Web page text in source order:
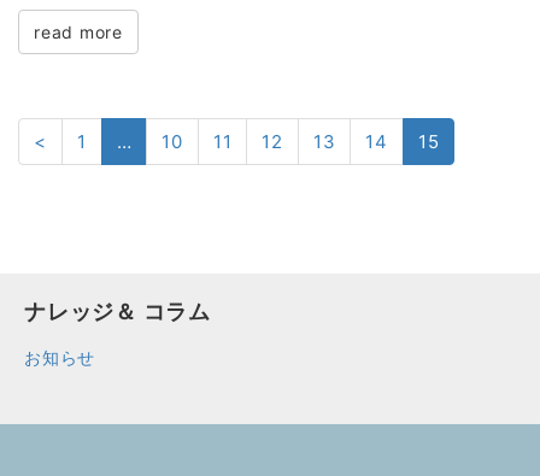
read more
< 1 … 10 11 12 13 14 15
ナレッジ＆ コラム
お知らせ